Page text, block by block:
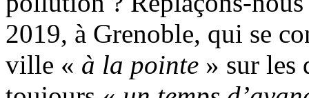
2019, à Grenoble, qui se
ville « à la pointe » sur les